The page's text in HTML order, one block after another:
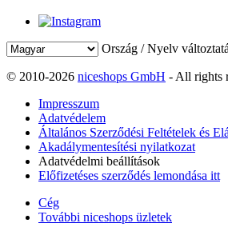
Ország / Nyelv
© 2010-2026 niceshops GmbH - All rights
Impresszum
Adatvédelem
Általános Szerződési Feltételek és
Akadálymentesítési nyilatkozat
Adatvédelmi beállítások
Előfizetéses szerződés lemondása itt
Cég
További niceshops üzletek